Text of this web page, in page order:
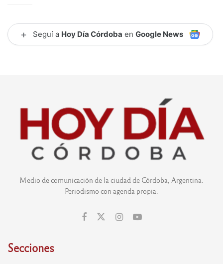
+ Seguí a Hoy Día Córdoba en Google News
Medio de comunicación de la ciudad de Córdoba, Argentina.
Periodismo con agenda propia.
Secciones